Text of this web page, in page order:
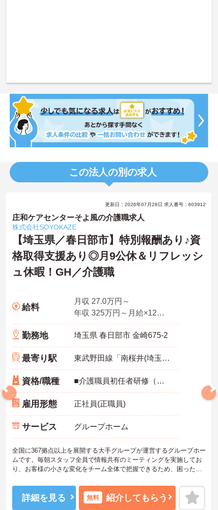
この法人の別の求人
更新日：2026年07月28日 求人番号：603912
庄和ケアセンターそよ風の介護職求人
株式会社SOYOKAZE
【埼玉県／春日部市】特別報酬あり♪資
格取得支援あり◎月9公休＆リフレッシ
ュ休暇！GH／介護職
給料
月収 27.0万円～
年収 325万円～月給×12ヶ月
勤務地 埼玉県 春日部市 金崎675-2
最寄り駅 東武野田線「南桜井(埼玉)駅」徒歩15分
資格/職種 ■介護職員初任者研修（ヘルパー2級）以上 いずれか必須
雇用形態 正社員(正職員)
サービス グループホーム
全国に367拠点以上を展開する大手グループが運営するグループホー
ムです。毎朝スタッフ全員で情報共有のミーティングを実施してお
り、お客様の小さな変化をチーム全体で把握できるため、困った時
年2回に加え、日々の努力や売上への寄与を評価する特別報酬が支給
されるため、高いモチベーションを保ちながら勤務できる環境で
す。さらに、清潔感があれば髪色やネイルなどの規定がなく、ご自
詳細を見る 無料 紹介してもらう